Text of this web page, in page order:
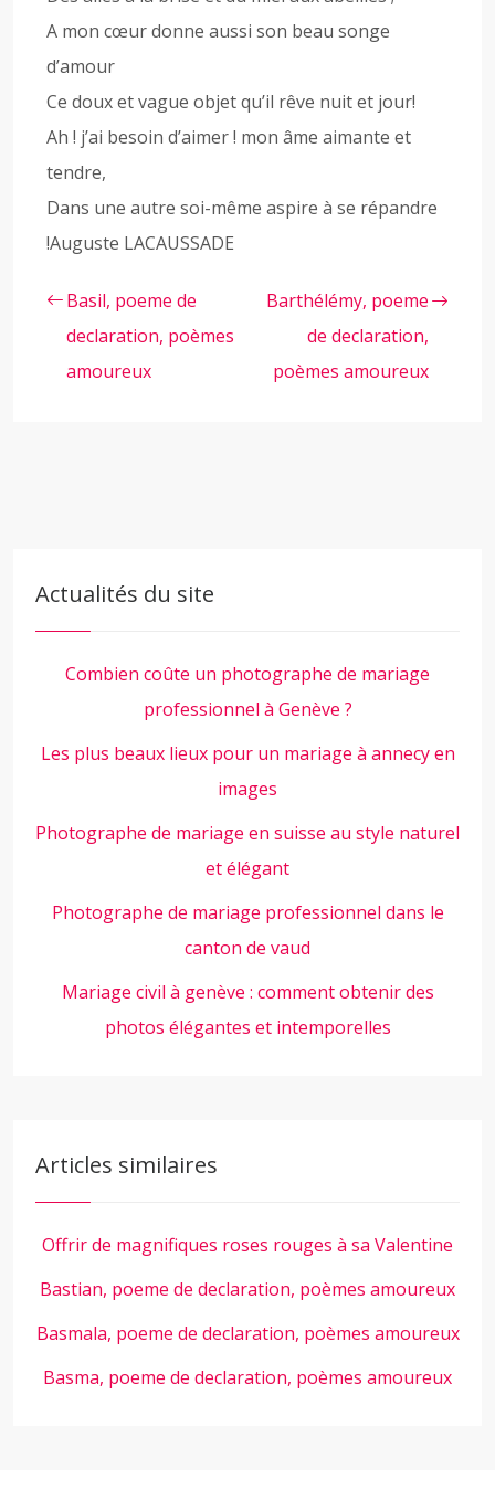
A mon cœur donne aussi son beau songe
d’amour
Ce doux et vague objet qu’il rêve nuit et jour!
Ah ! j’ai besoin d’aimer ! mon âme aimante et
tendre,
Dans une autre soi-même aspire à se répandre
!Auguste LACAUSSADE
Basil, poeme de
declaration, poèmes
amoureux
Barthélémy, poeme
de declaration,
poèmes amoureux
Actualités du site
Combien coûte un photographe de mariage
professionnel à Genève ?
Les plus beaux lieux pour un mariage à annecy en
images
Photographe de mariage en suisse au style naturel
et élégant
Photographe de mariage professionnel dans le
canton de vaud
Mariage civil à genève : comment obtenir des
photos élégantes et intemporelles
Articles similaires
Offrir de magnifiques roses rouges à sa Valentine
Bastian, poeme de declaration, poèmes amoureux
Basmala, poeme de declaration, poèmes amoureux
Basma, poeme de declaration, poèmes amoureux